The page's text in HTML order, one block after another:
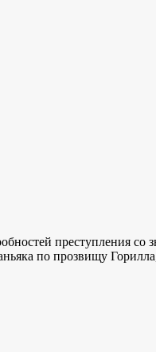
преступления
по прозвищу